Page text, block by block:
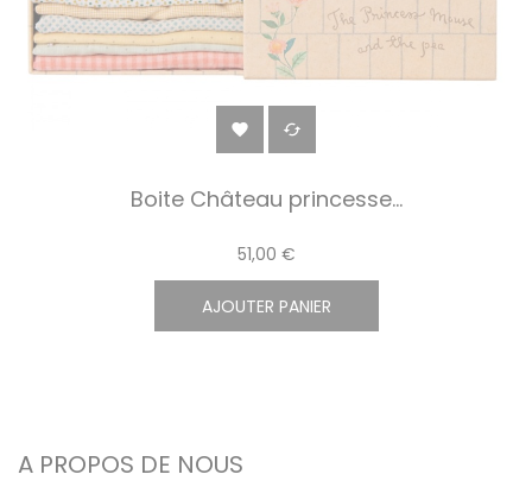
 
Boite Château princesse...
51,00 €
AJOUTER PANIER
A PROPOS DE NOUS